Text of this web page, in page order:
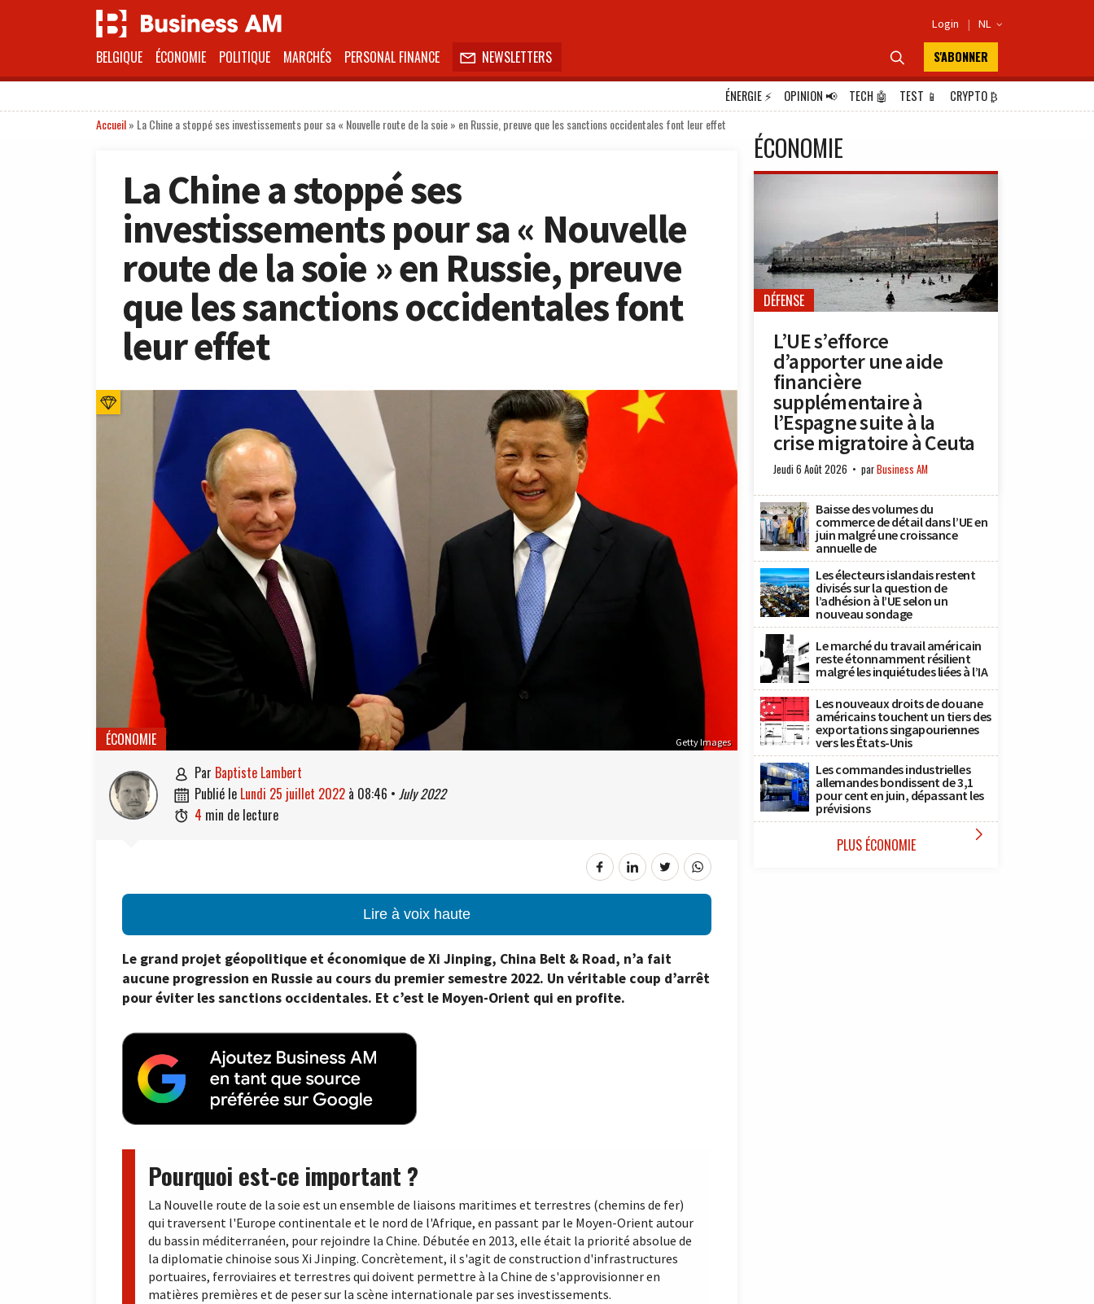
Login | NL 
BELGIQUE ÉCONOMIE POLITIQUE MARCHÉS PERSONAL FINANCE  NEWSLETTERS  S'ABONNER
ÉNERGIE⚡ OPINION📢 TECH 🤖 TEST 📱 CRYPTO₿
Accueil» La Chine a stoppé ses investissements pour sa « Nouvelle route de la soie » en Russie, preuve que les sanctions occidentales font leur effet
La Chine a stoppé ses
investissements pour sa « Nouvelle
route de la soie » en Russie, preuve
que les sanctions occidentales font
leur effet
Getty Images
ÉCONOMIE
 par Baptiste Lambert
 publié le lundi 25 juillet 2022 à 08:46 • July 2022
 4 min de lecture
Lire à voix haute
Le grand projet géopolitique et économique de Xi Jinping, China Belt & Road, n’a fait
aucune progression en Russie au cours du premier semestre 2022. Un véritable coup d’arrêt
pour éviter les sanctions occidentales. Et c’est le Moyen-Orient qui en profite.
Pourquoi est-ce important ?
La Nouvelle route de la soie est un ensemble de liaisons maritimes et terrestres (chemins de fer)
qui traversent l'Europe continentale et le nord de l'Afrique, en passant par le Moyen-Orient autour
du bassin méditerranéen, pour rejoindre la Chine. Débutée en 2013, elle était la priorité absolue de
la diplomatie chinoise sous Xi Jinping. Concrètement, il s'agit de construction d'infrastructures
portuaires, ferroviaires et terrestres qui doivent permettre à la Chine de s'approvisionner en
matières premières et de peser sur la scène internationale par ses investissements.
ÉCONOMIE
DÉFENSE
L’UE s’efforce
d’apporter une aide
financière
supplémentaire à
l’Espagne suite à la
crise migratoire à Ceuta
Jeudi 6 Août 2026 parBusiness AM
Baisse des volumes du
commerce de détail dans l’UE en
juin malgré une croissance
annuelle de
Les électeurs islandais restent
divisés sur la question de
l’adhésion à l’UE selon un
nouveau sondage
Le marché du travail américain
reste étonnamment résilient
malgré les inquiétudes liées à l’IA
Les nouveaux droits de douane
américains touchent un tiers des
exportations singapouriennes
vers les États-Unis
Les commandes industrielles
allemandes bondissent de 3,1
pour cent en juin, dépassant les
prévisions
PLUS ÉCONOMIE 